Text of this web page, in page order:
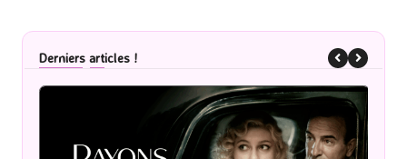
Derniers articles !